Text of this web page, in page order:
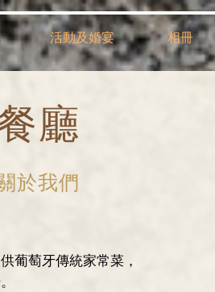
活動及婚宴 相冊
廳
於我們
葡萄牙傳統家常菜，